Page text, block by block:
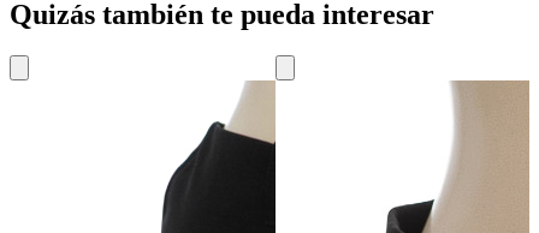
Quizás también te pueda interesar